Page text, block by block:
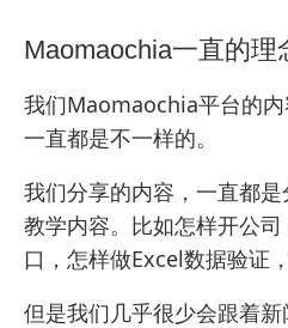
Maomaochia一直的理
我们Maomaochia平台的
一直都是不一样的。
我们分享的内容，一直都
教学内容。比如怎样开公司
口 ，怎样做Excel数据验证
但是我们几乎很少会跟着新